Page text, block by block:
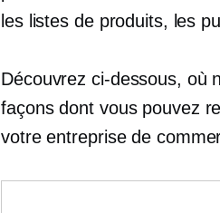
les listes de produits, les
Découvrez ci-dessous, où
façons dont vous pouvez
votre entreprise de